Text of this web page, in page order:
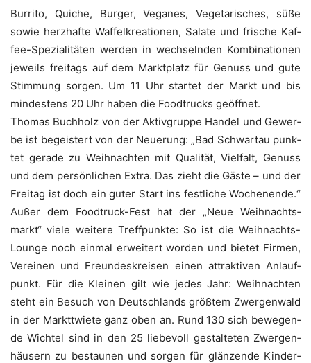
Bur­ri­to, Quiche, Bur­ger, Vega­nes, Vege­ta­ri­sches, süße
sowie herz­haf­te Waf­fel­krea­tio­nen, Sala­te und fri­sche Kaf­
fee-Spe­zia­li­tä­ten wer­den in wech­seln­den Kom­bi­na­tio­nen
jeweils frei­tags auf dem Markt­platz für Genuss und gute
Stim­mung sor­gen. Um 11 Uhr star­tet der Markt und bis
min­des­tens 20 Uhr haben die Food­trucks geöffnet.
Tho­mas Buch­holz von der Aktiv­grup­pe Han­del und Gewer­
be ist begeis­tert von der Neue­rung: „Bad Schwar­tau punk­
tet gera­de zu Weih­nach­ten mit Qua­li­tät, Viel­falt, Genuss
und dem per­sön­li­chen Extra. Das zieht die Gäs­te – und der
Frei­tag ist doch ein guter Start ins fest­li­che Wochen­en­de.“
Außer dem Food­truck-Fest hat der „Neue Weih­nachts­
markt“ vie­le wei­te­re Treff­punk­te: So ist die Weih­nachts-
Lounge noch ein­mal erwei­tert wor­den und bie­tet Fir­men,
Ver­ei­nen und Freun­des­krei­sen einen attrak­ti­ven Anlauf­
punkt. Für die Klei­nen gilt wie jedes Jahr: Weih­nach­ten
steht ein Besuch von Deutsch­lands größ­tem Zwer­gen­wald
in der Marktt­wie­te ganz oben an. Rund 130 sich bewe­gen­
de Wich­tel sind in den 25 lie­be­voll gestal­te­ten Zwer­gen­
häu­sern zu bestau­nen und sor­gen für glän­zen­de Kin­der­